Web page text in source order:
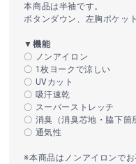
本商品は半袖です。
ボタンダウン、左胸ポケッ
▼機能
〇 ノンアイロン
〇 1枚ヨークで涼しい
〇 UVカット
〇 吸汗速乾
〇 スーパーストレッチ
〇 消臭（消臭芯地・脇下箇
〇 通気性
※本商品はノンアイロンで